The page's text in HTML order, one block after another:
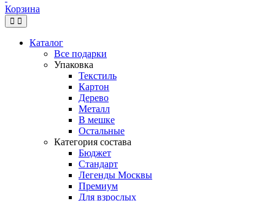
Корзина
Каталог
Все подарки
Упаковка
Текстиль
Картон
Дерево
Металл
В мешке
Остальные
Категория состава
Бюджет
Стандарт
Легенды Москвы
Премиум
Для взрослых